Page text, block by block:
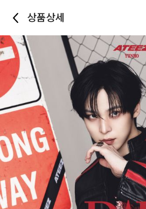
상품상세